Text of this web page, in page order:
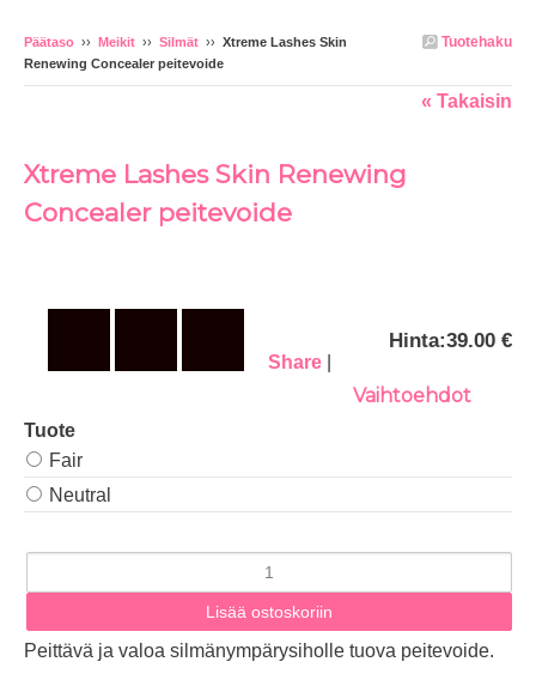
Tuotehaku
Päätaso ›› Meikit ›› Silmät ›› Xtreme Lashes Skin
Renewing Concealer peitevoide
« Takaisin
Xtreme Lashes Skin Renewing
Concealer peitevoide
Share
Hinta:39.00 €
Vaihtoehdot
Tuote
Fair
Neutral
Peittävä ja valoa silmänympärysiholle tuova peitevoide.